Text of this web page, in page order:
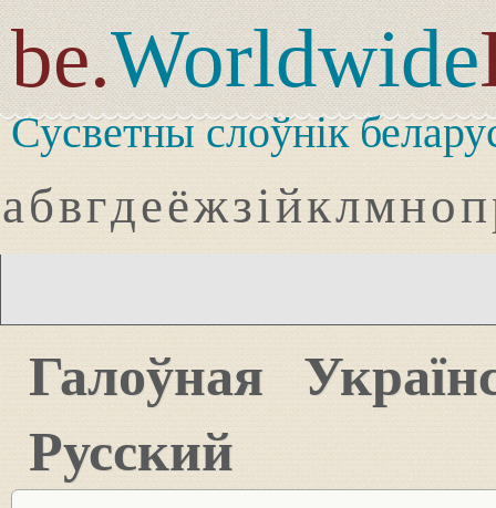
be.Worldwide
Сусветны слоўнік
абвгдеёжзійклмноп
Галоўная
Русский